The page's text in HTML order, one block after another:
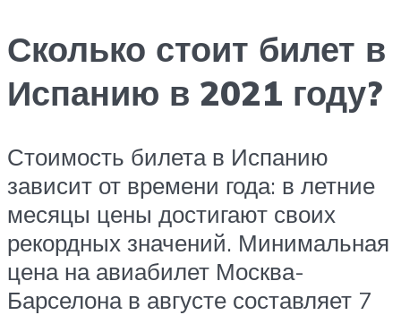
Сколько стоит билет в
Испанию в 2021 году?
Стоимость билета в Испанию
зависит от времени года: в летние
месяцы цены достигают своих
рекордных значений. Минимальная
цена на авиабилет Москва-
Барселона в августе составляет 7